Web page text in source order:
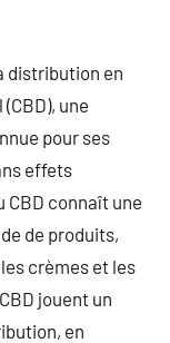
distribution en
une
pour ses
effets
connaît une
de produits,
crèmes et les
jouent un
en